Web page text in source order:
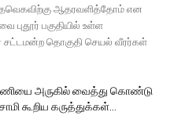
தவெகவிற்கு ஆதரவளித்தோம் என
புதூர் பகுதியில் உள்ள
தொகுதி செயல் வீரர்கள்
அருகில் வைத்து கொண்டு
கூறிய கருத்துக்கள்…